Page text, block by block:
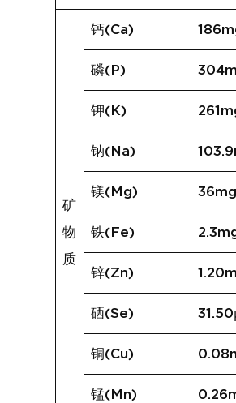
矿
物
质
钙(Ca)
磷(P)
钾(K)
钠(Na)
镁(Mg) 36mg
铁(Fe)
锌(Zn)
硒(Se)
铜(Cu)
锰(Mn)